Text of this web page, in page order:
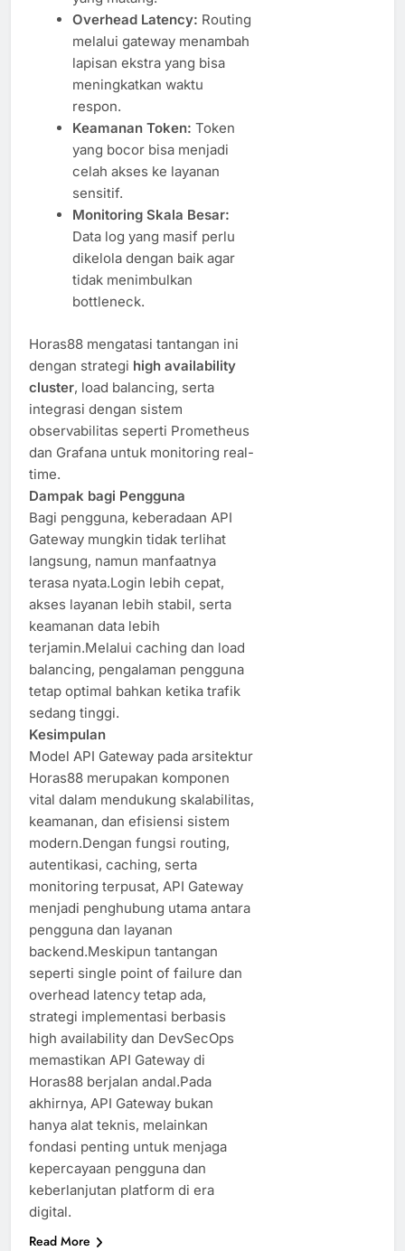
Overhead Latency: Routing
melalui gateway menambah
lapisan ekstra yang bisa
meningkatkan waktu
respon.
Keamanan Token: Token
yang bocor bisa menjadi
celah akses ke layanan
sensitif.
Monitoring Skala Besar:
Data log yang masif perlu
dikelola dengan baik agar
tidak menimbulkan
bottleneck.
Horas88 mengatasi tantangan ini
dengan strategi high availability
cluster, load balancing, serta
integrasi dengan sistem
observabilitas seperti Prometheus
dan Grafana untuk monitoring real-
time.
Dampak bagi Pengguna
Bagi pengguna, keberadaan API
Gateway mungkin tidak terlihat
langsung, namun manfaatnya
terasa nyata.Login lebih cepat,
akses layanan lebih stabil, serta
keamanan data lebih
terjamin.Melalui caching dan load
balancing, pengalaman pengguna
tetap optimal bahkan ketika trafik
sedang tinggi.
Kesimpulan
Model API Gateway pada arsitektur
Horas88 merupakan komponen
vital dalam mendukung skalabilitas,
keamanan, dan efisiensi sistem
modern.Dengan fungsi routing,
autentikasi, caching, serta
monitoring terpusat, API Gateway
menjadi penghubung utama antara
pengguna dan layanan
backend.Meskipun tantangan
seperti single point of failure dan
overhead latency tetap ada,
strategi implementasi berbasis
high availability dan DevSecOps
memastikan API Gateway di
Horas88 berjalan andal.Pada
akhirnya, API Gateway bukan
hanya alat teknis, melainkan
fondasi penting untuk menjaga
kepercayaan pengguna dan
keberlanjutan platform di era
digital.
Read More